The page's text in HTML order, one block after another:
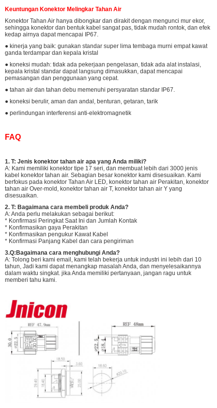
Keuntungan Konektor Melingkar Tahan Air
Konektor Tahan Air hanya dibongkar dan dirakit dengan mengunci mur ekor,
sehingga konektor dan bentuk kabel sangat pas, tidak mudah rontok, dan efek
kedap airnya dapat mencapai IP67.
● kinerja yang baik: gunakan standar super lima tembaga murni empat kawat
ganda terdampar dan kepala kristal
● koneksi mudah: tidak ada pekerjaan pengelasan, tidak ada alat instalasi,
kepala kristal standar dapat langsung dimasukkan, dapat mencapai
pemasangan dan penggunaan yang cepat.
● tahan air dan tahan debu memenuhi persyaratan standar IP67.
● koneksi berulir, aman dan andal, benturan, getaran, tarik
● perlindungan interferensi anti-elektromagnetik
FAQ
1. T: Jenis konektor tahan air apa yang Anda miliki?
A: Kami memiliki konektor tipe 17 seri, dan membuat lebih dari 3000 jenis
kabel konektor tahan air. Sebagian besar konektor kami disesuaikan. Kami
berfokus pada konektor Tahan Air LED, konektor tahan air Perakitan, konektor
tahan air Over-mold, konektor tahan air T, konektor tahan air Y yang
disesuaikan.
2. T: Bagaimana cara membeli produk Anda?
A: Anda perlu melakukan sebagai berikut:
* Konfirmasi Peringkat Saat Ini dan Jumlah Kontak
* Konfirmasikan gaya Perakitan
* Konfirmasikan pengukur Kawat Kabel
* Konfirmasi Panjang Kabel dan cara pengiriman
3.Q:Bagaimana cara menghubungi Anda?
A: Tolong beri kami email, kami telah bekerja untuk industri ini lebih dari 10
tahun, Jadi kami dapat menangkap masalah Anda, dan menyelesaikannya
dalam waktu singkat. jika Anda memiliki pertanyaan, jangan ragu untuk
memberi tahu kami.